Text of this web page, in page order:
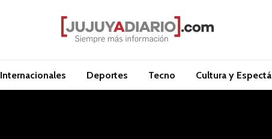
Internacionales Deportes Tecno Cultura y